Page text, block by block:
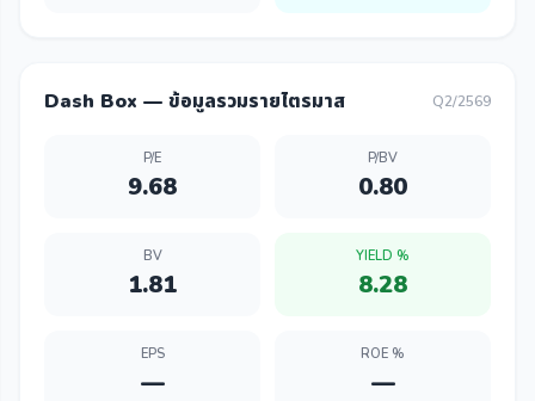
Dash Box — ข้อมูลรวมรายไตรมาส Q2/2569
P/E
9.68
P/BV
0.80
BV
1.81
YIELD %
8.28
EPS
—
ROE %
—